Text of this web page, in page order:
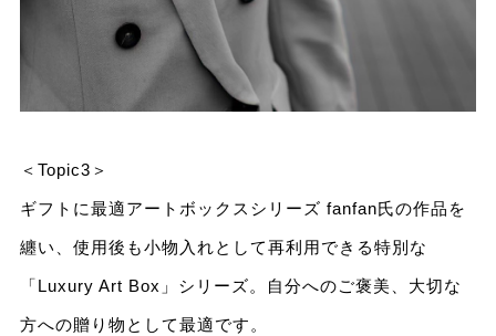
＜Topic3＞
ギフトに最適アートボックスシリーズ fanfan氏の作品を
纏い、使用後も小物入れとして再利用できる特別な
「Luxury Art Box」シリーズ。自分へのご褒美、大切な
方への贈り物として最適です。